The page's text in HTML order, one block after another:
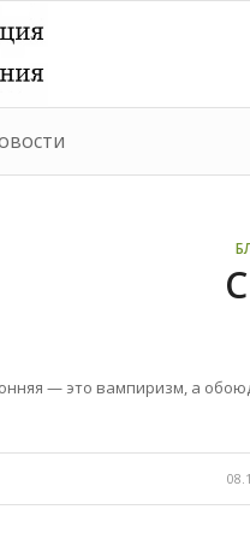
— это вампиризм, а
/